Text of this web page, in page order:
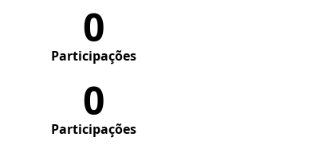
0
Participações
0
Participações